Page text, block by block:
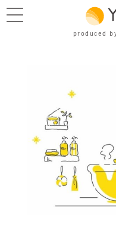
produced by